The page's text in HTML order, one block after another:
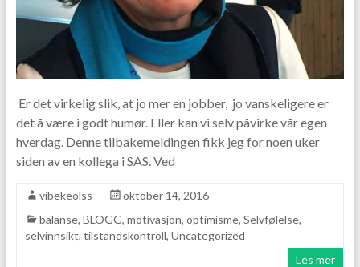
Er det virkelig slik, at jo mer en jobber, jo vanskeligere er
det å være i godt humør. Eller kan vi selv påvirke vår egen
hverdag. Denne tilbakemeldingen fikk jeg for noen uker
siden av en kollega i SAS. Ved
vibekeolss
oktober 14, 2016
balanse, BLOGG, motivasjon, optimisme, Selvfølelse,
selvinnsikt, tilstandskontroll, Uncategorized
Les mer